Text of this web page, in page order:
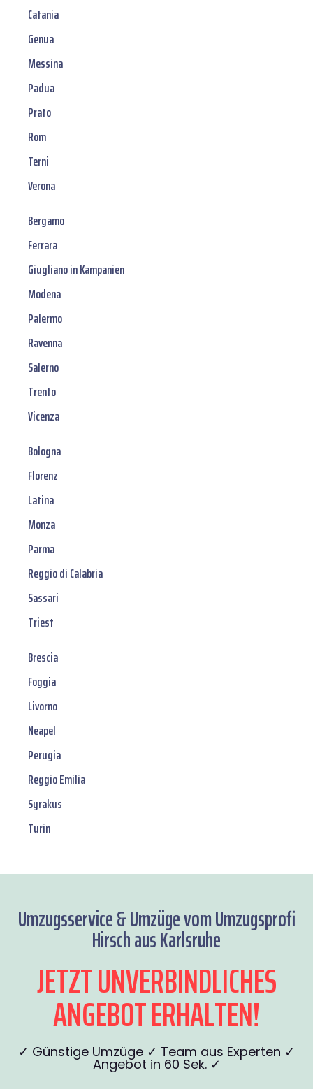
Catania
Genua
Messina
Padua
Prato
Rom
Terni
Verona
Bergamo
Ferrara
Giugliano in Kampanien
Modena
Palermo
Ravenna
Salerno
Trento
Vicenza
Bologna
Florenz
Latina
Monza
Parma
Reggio di Calabria
Sassari
Triest
Brescia
Foggia
Livorno
Neapel
Perugia
Reggio Emilia
Syrakus
Turin
Umzugsservice & Umzüge vom Umzugsprofi
Hirsch aus Karlsruhe
JETZT UNVERBINDLICHES
ANGEBOT ERHALTEN!
✓ Günstige Umzüge ✓ Team aus Experten ✓
Angebot in 60 Sek. ✓